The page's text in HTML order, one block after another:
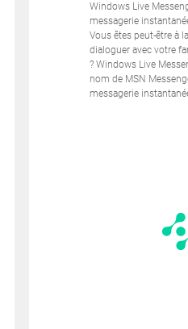
Windows Live
messagerie
Vous êtes peut-être à
dialoguer avec votre
? Windows Live
nom de MSN
messagerie